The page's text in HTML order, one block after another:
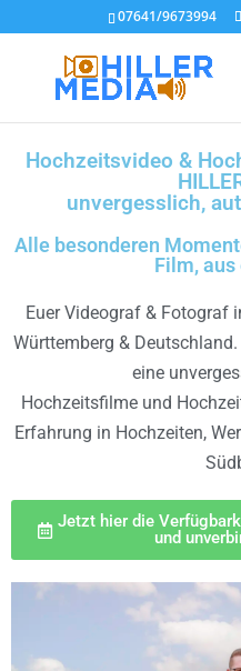
07641/9673994
Hochzeitsvideo &
unvergesslich,
Alle besonderen
Film, aus
Euer Videograf & Fotograf
Württemberg &
eine
Hochzeitsfilme und
Erfahrung in Hochzeiten,
Jetzt hier die
und